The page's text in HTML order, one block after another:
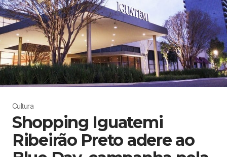
Cultura
Shopping Iguatemi
Ribeirão Preto adere ao